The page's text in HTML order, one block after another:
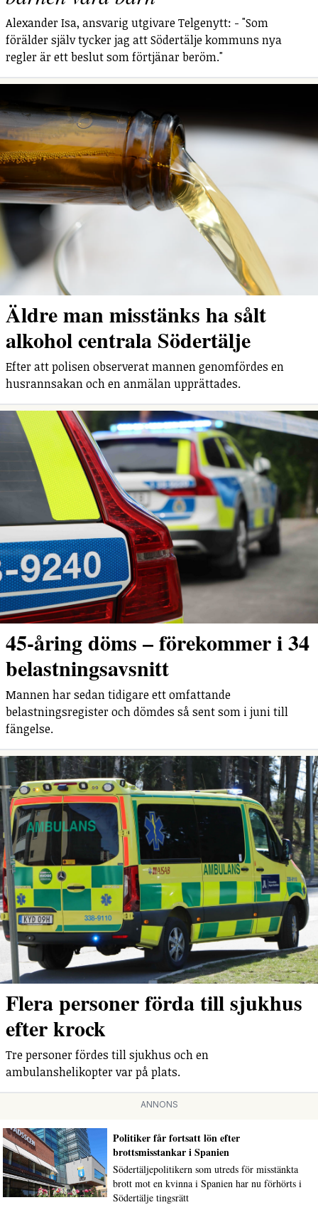
Alexander Isa, ansvarig utgivare Telgenytt: - "Som
förälder själv tycker jag att Södertälje kommuns nya
regler är ett beslut som förtjänar beröm."
Äldre man misstänks ha sålt
alkohol centrala Södertälje
Efter att polisen observerat mannen genomfördes en
husrannsakan och en anmälan upprättades.
45-åring döms – förekommer i 34
belastningsavsnitt
Mannen har sedan tidigare ett omfattande
belastningsregister och dömdes så sent som i juni till
fängelse.
Flera personer förda till sjukhus
efter krock
Tre personer fördes till sjukhus och en
ambulanshelikopter var på plats.
ANNONS
Politiker får fortsatt lön efter
brottsmisstankar i Spanien
Södertäljepolitikern som utreds för misstänkta
brott mot en kvinna i Spanien har nu förhörts i
Södertälje tingsrätt